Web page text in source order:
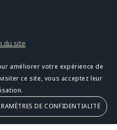
du site
légales
de Vinci 33600 PESSAC
améliorer votre expérience de
ce site, vous acceptez leur
DE CONFIDENTIALITÉ